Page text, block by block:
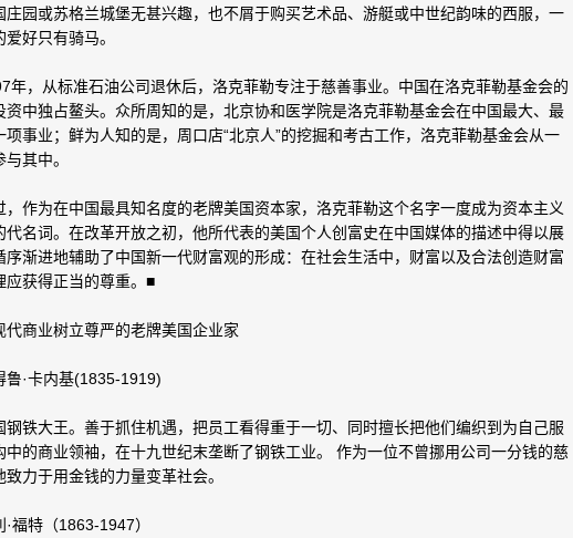
庄园或苏格兰城堡无甚兴趣，也不屑于购买艺术品、游艇或中世纪韵味的西服，一
爱好只有骑马。
，从标准石油公司退休后，洛克菲勒专注于慈善事业。中国在洛克菲勒基金会的
资中独占鳌头。众所周知的是，北京协和医学院是洛克菲勒基金会在中国最大、最
项事业；鲜为人知的是，周口店“北京人”的挖掘和考古工作，洛克菲勒基金会从一
其中。
为在中国最具知名度的老牌美国资本家，洛克菲勒这个名字一度成为资本主义
代名词。在改革开放之初，他所代表的美国个人创富史在中国媒体的描述中得以展
序渐进地辅助了中国新一代财富观的形成：在社会生活中，财富以及合法创造财富
应获得正当的尊重。■
商业树立尊严的老牌美国企业家
·卡内基(1835-1919)
大王。善于抓住机遇，把员工看得重于一切、同时擅长把他们编织到为自己服
中的商业领袖，在十九世纪末垄断了钢铁工业。 作为一位不曾挪用公司一分钱的慈
致力于用金钱的力量变革社会。
特（1863-1947）